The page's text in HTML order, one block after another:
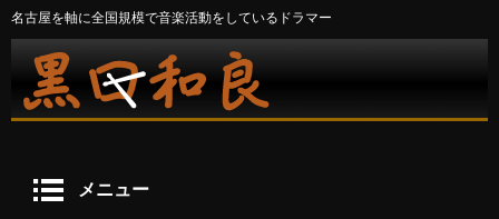
名古屋を軸に全国規模で音楽活動をしているドラマー
メニュー